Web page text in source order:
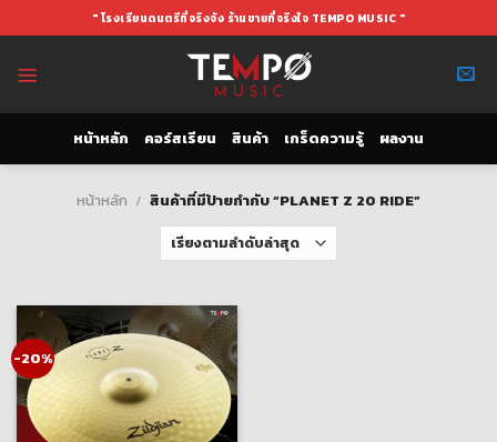
to
" โรงเรียนดนตรีที่จริงจัง ร้านขายที่จริงใจ TEMPO MUSIC "
หน้าหลัก คอร์สเรียน สินค้า เกร็ดความรู้ ผลงาน
หน้าหลัก / สินค้าที่มีป้ายกำกับ “PLANET Z 20 RIDE”
-20%